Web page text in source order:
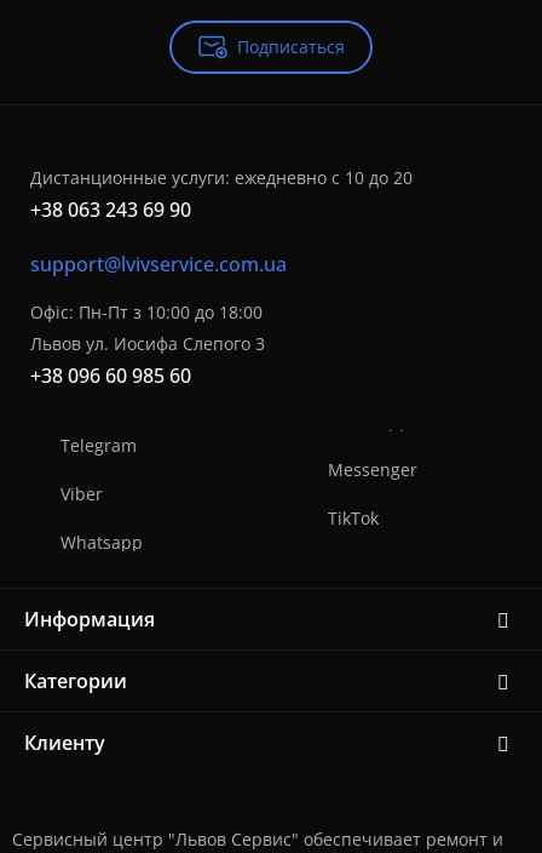
Подписаться
Дистанционные услуги: ежедневно с 10 до 20
+38 063 243 69 90
support@lvivservice.com.ua
Офіс: Пн-Пт з 10:00 до 18:00
Львов ул. Иосифа Слепого 3
+38 096 60 985 60
Telegram
Viber
Whatsapp
Messenger
TikTok
Информация
Категории
Клиенту
Сервисный центр "Львов Сервис" обеспечивает ремонт и